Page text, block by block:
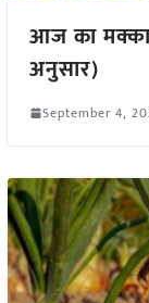
आज का
अनुसार)
September 4,